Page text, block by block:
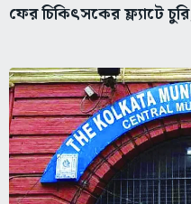
ফের চিকিৎসকের ফ্ল্যাটে